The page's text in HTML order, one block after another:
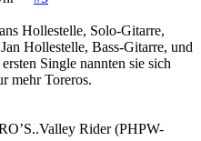
Hollestelle, Solo-Gitarre,
Hollestelle, Bass-Gitarre, und
Single nannten sie sich
mehr Toreros.
Rider (PHPW-